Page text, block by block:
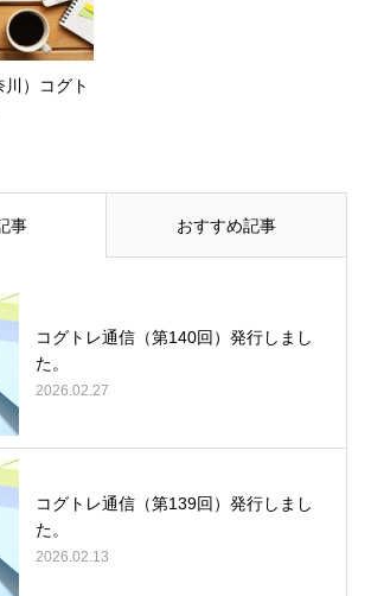
）コグト
事 おすすめ記事
コグトレ通信（第140回）発行しまし
た。
2026.02.27
コグトレ通信（第139回）発行しまし
た。
2026.02.13